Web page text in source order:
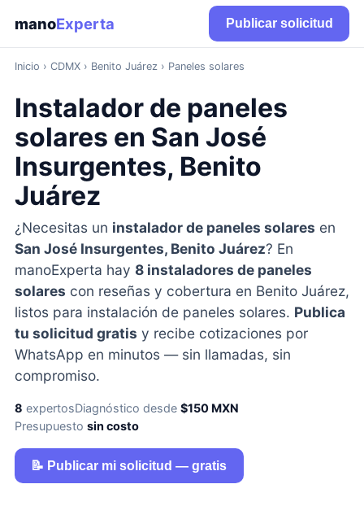
manoExperta Publicar solicitud
Inicio › CDMX› Benito Juárez › Paneles solares
Instalador de paneles
solares en San José
Insurgentes, Benito
Juárez
¿Necesitas un instalador de paneles solares en
San José Insurgentes, Benito Juárez? En
manoExperta hay 8 instaladores de paneles
solares con reseñas y cobertura en Benito Juárez,
listos para instalación de paneles solares. Publica
tu solicitud gratis y recibe cotizaciones por
WhatsApp en minutos — sin llamadas, sin
compromiso.
8 expertosDiagnóstico desde $150 MXN
Presupuesto sin costo
📝 Publicar mi solicitud — gratis